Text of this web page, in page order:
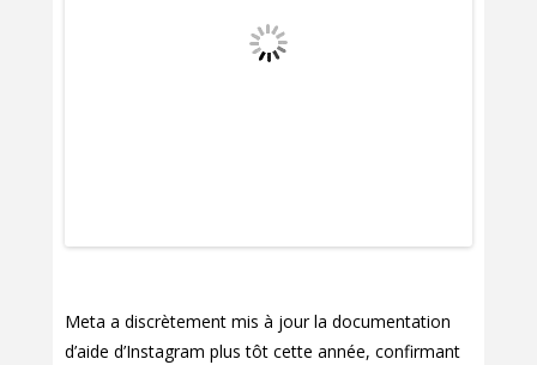
Meta a discrètement mis à jour la documentation
d’aide d’Instagram plus tôt cette année, confirmant